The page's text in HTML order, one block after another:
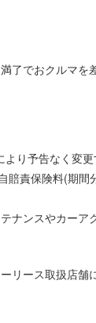
でおクルマ
り予告なく変更
責保険料(期間
ナンスやカー
ース取扱店舗